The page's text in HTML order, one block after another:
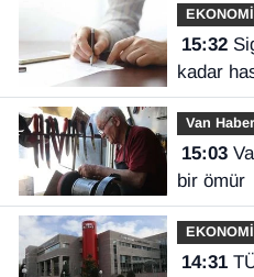
EKONOMİ
15:32Sigorta şirketleri geçen yıl ne
kadar
Van Haber
15:03Van'da çark başında geçen
bir ömür
EKONOMİ
14:31TÜRKPATENT'e 4 bin 641